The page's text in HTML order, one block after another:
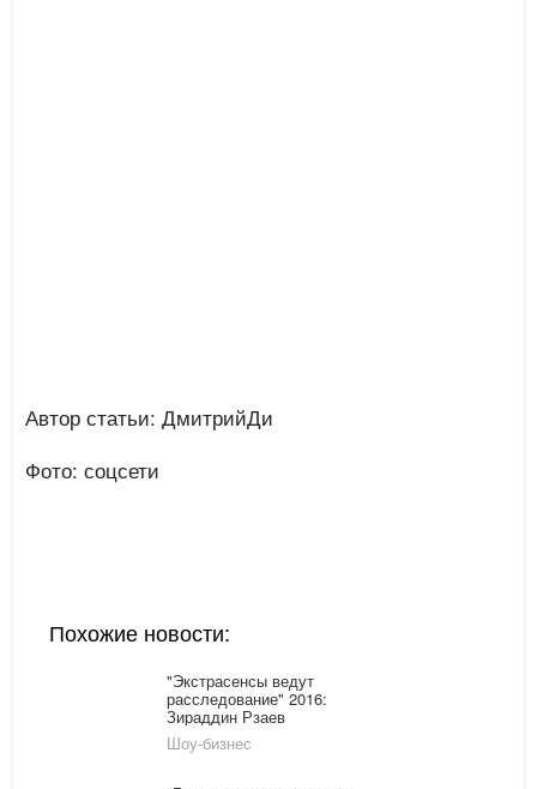
Автор статьи: ДмитрийДи
Фото: соцсети
Похожие новости:
"Экстрасенсы ведут
расследование" 2016:
Зираддин Рзаев
рассказал о смерти
четырёх подростков
Шоу-бизнес